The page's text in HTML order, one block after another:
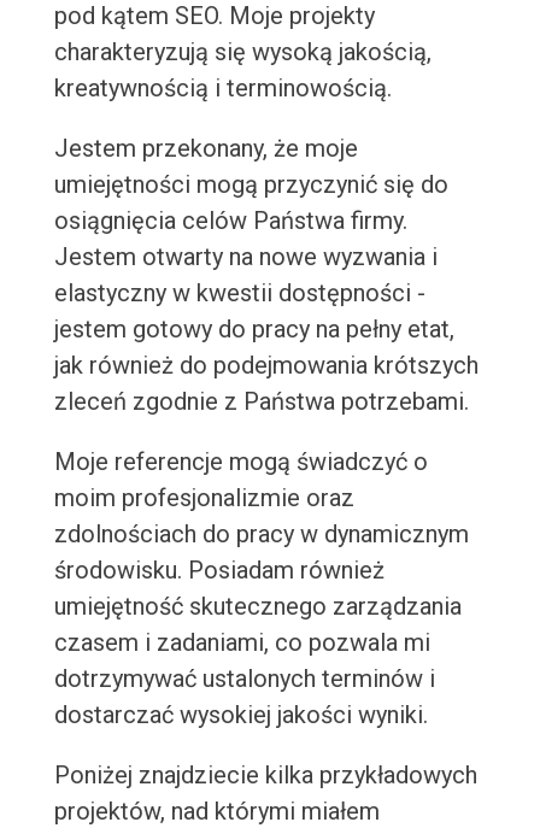
pod kątem SEO. Moje projekty
charakteryzują się wysoką jakością,
kreatywnością i terminowością.
Jestem przekonany, że moje
umiejętności mogą przyczynić się do
osiągnięcia celów Państwa firmy.
Jestem otwarty na nowe wyzwania i
elastyczny w kwestii dostępności -
jestem gotowy do pracy na pełny etat,
jak również do podejmowania krótszych
zleceń zgodnie z Państwa potrzebami.
Moje referencje mogą świadczyć o
moim profesjonalizmie oraz
zdolnościach do pracy w dynamicznym
środowisku. Posiadam również
umiejętność skutecznego zarządzania
czasem i zadaniami, co pozwala mi
dotrzymywać ustalonych terminów i
dostarczać wysokiej jakości wyniki.
Poniżej znajdziecie kilka przykładowych
projektów, nad którymi miałem